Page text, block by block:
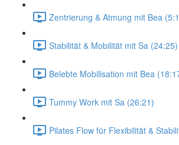
Zentrierung & Atmung mit Bea
Stabilität & Mobilität mit Sa (24:25)
Belebte Mobilisation mit Bea
Tummy Work mit Sa (26:21)
Pilates Flow für Flexibilität &